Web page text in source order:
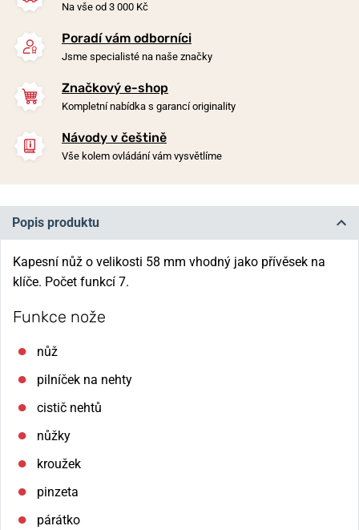
Skladem v úterý 11. 8. u vás
749 Kč
Na vše od 3 000 Kč
Poradí vám odborníci
Jsme specialisté na naše značky
Značkový e-shop
Kompletní nabídka s garancí originality
Návody v češtině
Vše kolem ovládání vám vysvětlíme
Popis produktu
Kapesní nůž o velikosti 58 mm vhodný jako přívěsek na
klíče. Počet funkcí 7.
Funkce nože
nůž
pilníček na nehty
cistič nehtů
nůžky
kroužek
pinzeta
párátko